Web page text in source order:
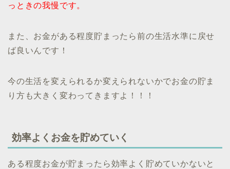
っときの我慢です。
また、お金がある程度貯まったら前の生活水準に戻せ
ば良いんです！
今の生活を変えられるか変えられないかでお金の貯ま
り方も大きく変わってきますよ！！！
効率よくお金を貯めていく
ある程度お金が貯まったら効率よく貯めていかないと